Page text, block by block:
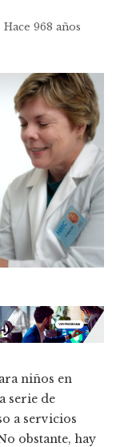
Hace 968 años
niños en
serie de
a servicios
obstante, hay